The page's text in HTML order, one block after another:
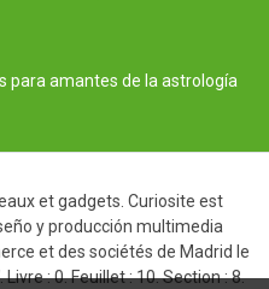
para amantes de la astrología
et gadgets. Curiosite est
y producción multimedia
et des sociétés de Madrid le
: 0. Feuillet : 10. Section : 8.